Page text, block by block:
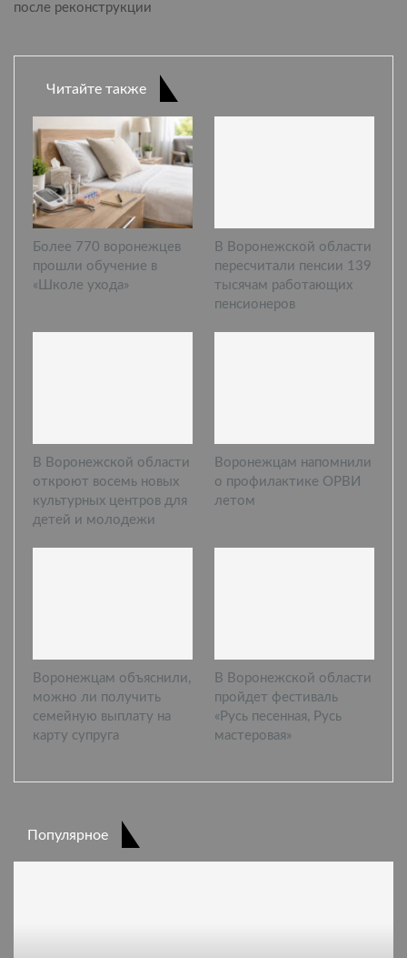
после реконструкции
Читайте также
Более 770 воронежцев
прошли обучение в
«Школе ухода»
В Воронежской области
пересчитали пенсии 139
тысячам работающих
пенсионеров
В Воронежской области
откроют восемь новых
культурных центров для
детей и молодежи
Воронежцам напомнили
о профилактике ОРВИ
летом
Воронежцам объяснили,
можно ли получить
семейную выплату на
карту супруга
В Воронежской области
пройдет фестиваль
«Русь песенная, Русь
мастеровая»
Популярное